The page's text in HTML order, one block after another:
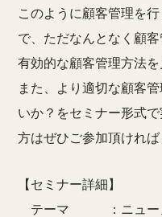
このように顧客管理を
で、ただなんとなく顧
有効的な顧客管理方法を
また、より適切な顧客
いか？をセミナー形式
方はぜひご参加頂ければ
【セミナー詳細】
テーマ ：ニューノ